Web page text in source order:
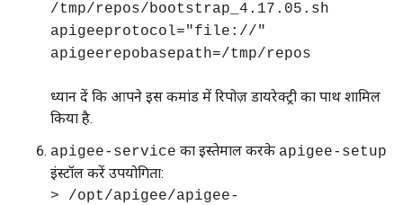
/tmp/repos/bootstrap_4.17.05.sh
apigeeprotocol="file://"
apigeerepobasepath=/tmp/repos
ध्यान दें कि आपने इस कमांड में रिपोज़ डायरेक्ट्री का पाथ शामिल
किया है.
apigee-service का इस्तेमाल करके apigee-setup
इंस्टॉल करें उपयोगिता:
> /opt/apigee/apigee-